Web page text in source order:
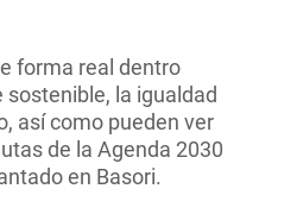
forma real dentro
la igualdad
así como pueden ver
de la Agenda 2030
en Basori.